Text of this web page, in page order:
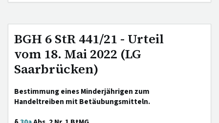
BGH 6 StR 441/21 - Urteil
vom 18. Mai 2022 (LG
Saarbrücken)
Bestimmung eines Minderjährigen zum
Handeltreiben mit Betäubungsmitteln.